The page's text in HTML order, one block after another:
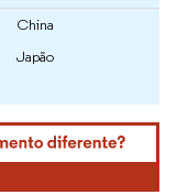
China
Japão